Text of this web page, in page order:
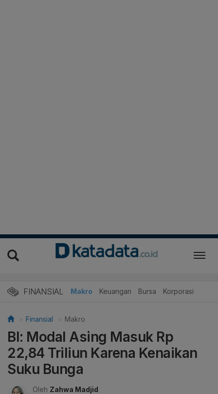
FINANSIAL Makro Keuangan Bursa Korporasi
Finansial Makro
BI: Modal Asing Masuk Rp
22,84 Triliun Karena Kenaikan
Suku Bunga
Oleh Zahwa Madjid